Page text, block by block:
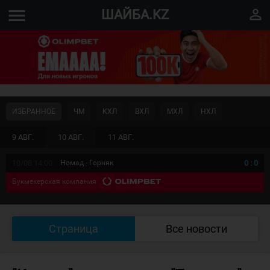
menu ШАЙБА.KZ perm_identity
9 АВГ. 10 АВГ. 11 АВГ.
ИЗБРАННОЕ ЧМ КХЛ ВХЛ МХЛ НХЛ
Номад - Горняк 0 : 0
Букмекерская компания
Страница Все новости